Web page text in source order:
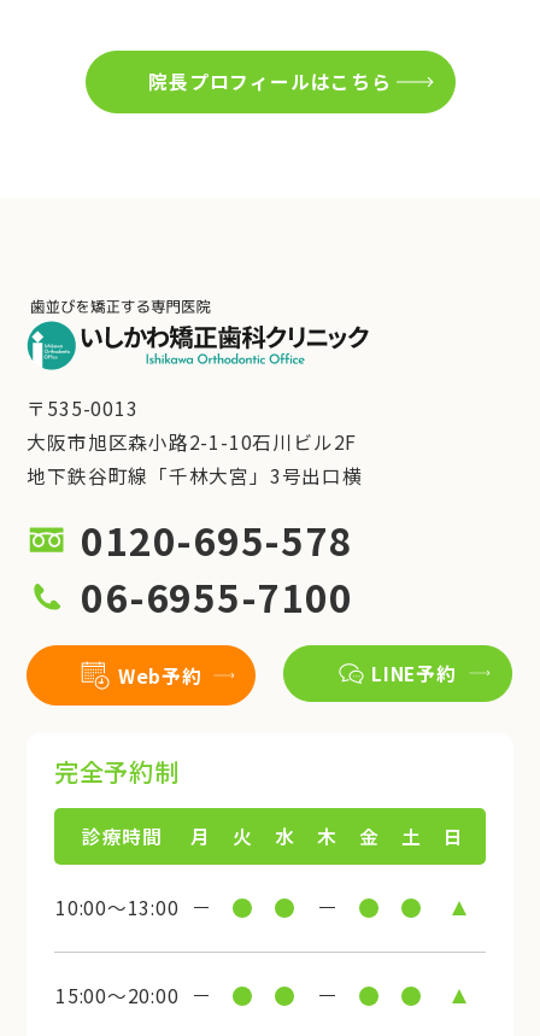
院長プロフィールはこちら
〒535-0013
大阪市旭区森小路2-1-10石川ビル2F
地下鉄谷町線「千林大宮」3号出口横
0120-695-578
06-6955-7100
Web予約 LINE予約
完全予約制
診療時間 月 火 水 木 金 土 日
10:00～13:00
15:00～20:00